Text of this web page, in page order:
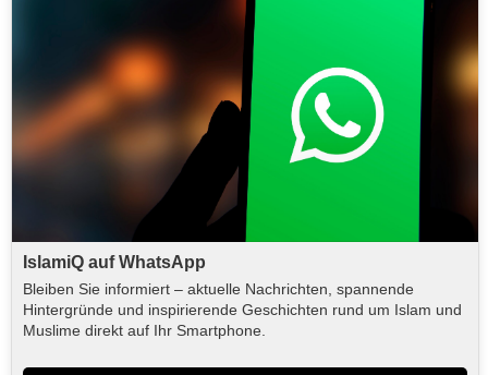
IslamiQ auf WhatsApp
Bleiben Sie informiert – aktuelle Nachrichten, spannende
Hintergründe und inspirierende Geschichten rund um Islam und
Muslime direkt auf Ihr Smartphone.